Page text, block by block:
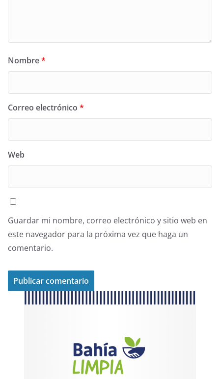
Nombre*
Correo electrónico *
Web
Guardar mi nombre, correo electrónico y sitio web en
este navegador para la próxima vez que haga un
comentario.